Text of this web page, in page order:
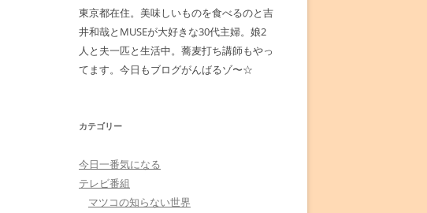
東京都在住。美味しいものを食べるのと吉
井和哉とMUSEが大好きな30代主婦。娘2
人と夫一匹と生活中。蕎麦打ち講師もやっ
てます。今日もブログがんばるゾ〜☆
カテゴリー
今日一番気になる
テレビ番組
マツコの知らない世界